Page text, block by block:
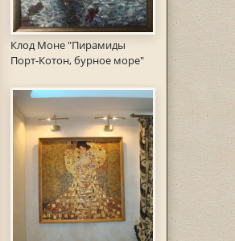
Клод Моне "Пирамиды
Порт-Котон, бурное море"